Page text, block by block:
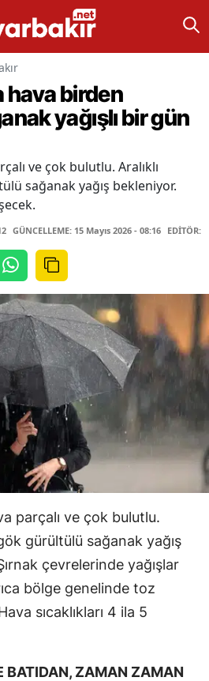
hava birden
yağışlı bir gün
ve çok bulutlu. Aralıklı
sağanak yağış bekleniyor.
GÜNCELLEME: 15 Mayıs 2026 - 08:16 EDİTÖR:
parçalı ve çok bulutlu.
gürültülü sağanak yağış
çevrelerinde yağışlar
bölge genelinde toz
sıcaklıkları 4 ila 5
BATIDAN, ZAMAN ZAMAN